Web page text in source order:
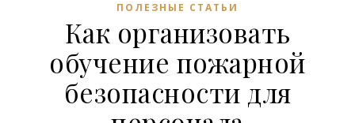
ПОЛЕЗНЫЕ СТАТЬИ
Как организовать
обучение пожарной
безопасности для